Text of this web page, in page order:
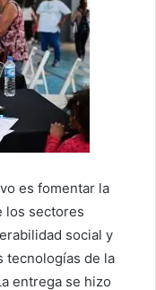
es fomentar la
los sectores
social y
tecnologías de la
entrega se hizo